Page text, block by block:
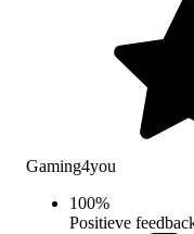
Gaming4you
100%
Positieve